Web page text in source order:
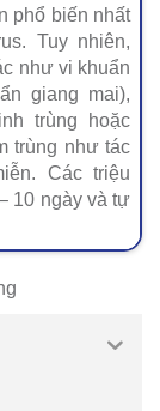
phổ biến nhất
Tuy nhiên,
như vi khuẩn
giang mai),
trùng hoặc
trùng như tác
Các triệu
10 ngày và tự